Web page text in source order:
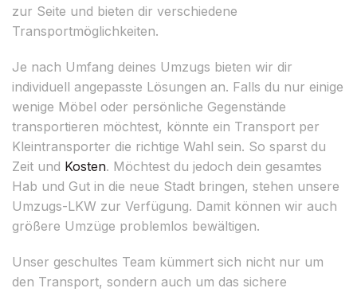
zur Seite und bieten dir verschiedene
Transportmöglichkeiten.
Je nach Umfang deines Umzugs bieten wir dir
individuell angepasste Lösungen an. Falls du nur einige
wenige Möbel oder persönliche Gegenstände
transportieren möchtest, könnte ein Transport per
Kleintransporter die richtige Wahl sein. So sparst du
Zeit und Kosten. Möchtest du jedoch dein gesamtes
Hab und Gut in die neue Stadt bringen, stehen unsere
Umzugs-LKW zur Verfügung. Damit können wir auch
größere Umzüge problemlos bewältigen.
Unser geschultes Team kümmert sich nicht nur um
den Transport, sondern auch um das sichere